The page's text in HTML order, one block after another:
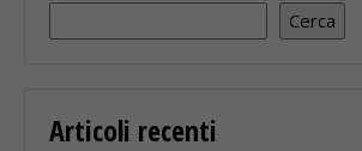
Cerca
Articoli recenti